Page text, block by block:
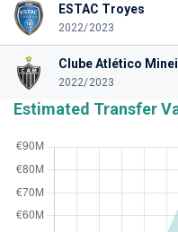
ESTAC Troyes
2022/2023
Clube Atlético
2022/2023
Estimated Transfer